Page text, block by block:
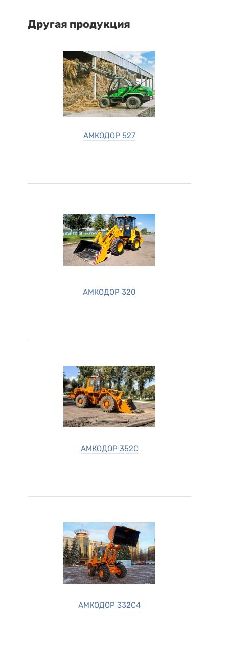
Другая продукция
АМКОДОР 527
АМКОДОР 320
АМКОДОР 352С
АМКОДОР 332С4